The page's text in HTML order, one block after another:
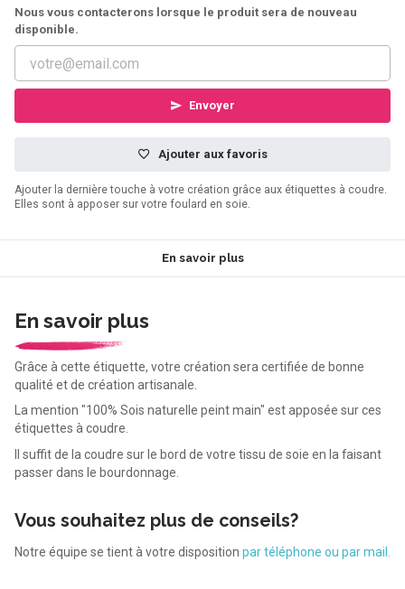
Nous vous contacterons lorsque le produit sera de nouveau
disponible.
Envoyer
Ajouter aux favoris
Ajouter la dernière touche à votre création grâce aux étiquettes à coudre.
Elles sont à apposer sur votre foulard en soie.
En savoir plus
En savoir plus
Grâce à cette étiquette, votre création sera certifiée de bonne
qualité et de création artisanale.
La mention "100% Sois naturelle peint main" est apposée sur ces
étiquettes à coudre.
Il suffit de la coudre sur le bord de votre tissu de soie en la faisant
passer dans le bourdonnage.
Vous souhaitez plus de conseils?
Notre équipe se tient à votre disposition par téléphone ou par mail.